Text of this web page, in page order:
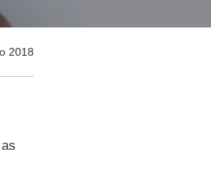
2018